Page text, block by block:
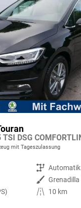
mit Tageszulassung
Getriebe Automatik
Außenfarbe
Kilometerstand
10 km